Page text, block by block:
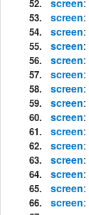
screen
screen
screen
screen
screen
screen
screen
screen
screen
screen
screen
screen
screen
screen